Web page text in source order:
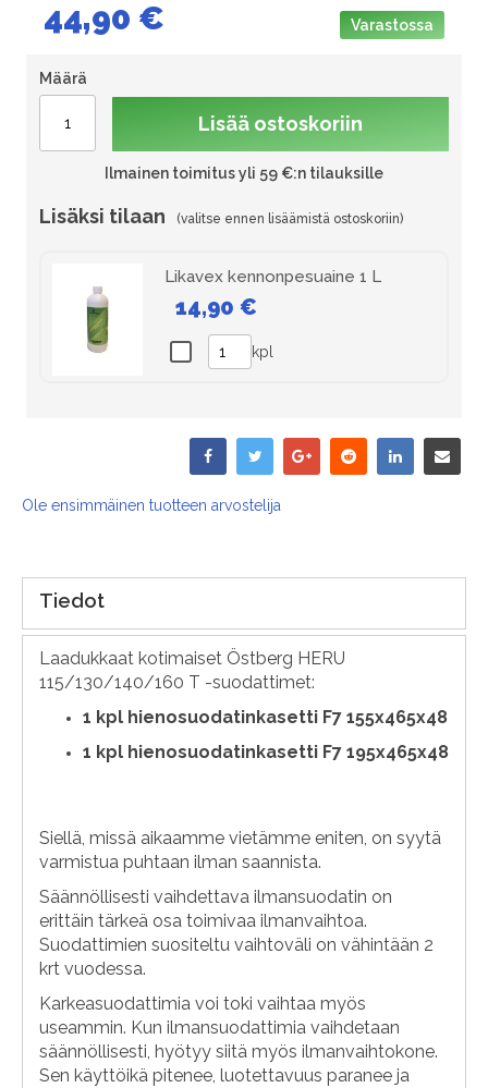
44,90 € Varastossa
Määrä
Lisää ostoskoriin
Ilmainen toimitus yli 59 €:n tilauksille
Lisäksi tilaan
Likavex kennonpesuaine 1 L
14,90 €
kpl
Ole ensimmäinen tuotteen arvostelija
Tiedot
Laadukkaat kotimaiset Östberg HERU
115/130/140/160 T -suodattimet:
1 kpl hienosuodatinkasetti F7 155x465x48
1 kpl hienosuodatinkasetti F7 195x465x48
Siellä, missä aikaamme vietämme eniten, on syytä
varmistua puhtaan ilman saannista.
Säännöllisesti vaihdettava ilmansuodatin on
erittäin tärkeä osa toimivaa ilmanvaihtoa.
Suodattimien suositeltu vaihtoväli on vähintään 2
krt vuodessa.
Karkeasuodattimia voi toki vaihtaa myös
useammin. Kun ilmansuodattimia vaihdetaan
säännöllisesti, hyötyy siitä myös ilmanvaihtokone.
Sen käyttöikä pitenee, luotettavuus paranee ja